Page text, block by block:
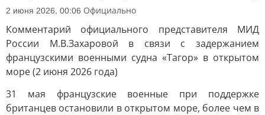
2 июня 2026, 00:06 Официально
Комментарий официального представителя МИД
России М.В.Захаровой в связи с задержанием
французскими военными судна «Тагор» в открытом
море (2 июня 2026 года)
31 мая французские военные при поддержке
британцев остановили в открытом море, более чем в